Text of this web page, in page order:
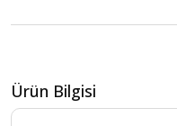
Ürün Bilgisi